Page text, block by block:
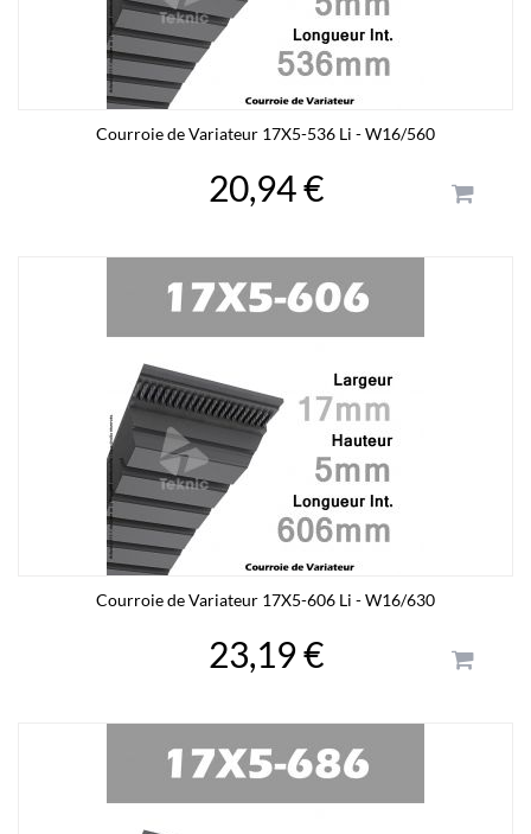
Courroie de Variateur 17X5-536 Li - W16/560
20,94 €
Courroie de Variateur 17X5-606 Li - W16/630
23,19 €